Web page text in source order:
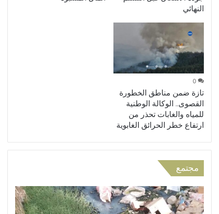
النهائي
0
تازة ضمن مناطق الخطورة
القصوى.. الوكالة الوطنية
للمياه والغابات تحذر من
ارتفاع خطر الحرائق الغابوية
مجتمع